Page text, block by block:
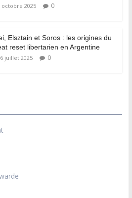
octobre 2025 0
Elsztain et Soros : les origines du
reset libertarien en Argentine
juillet 2025 0